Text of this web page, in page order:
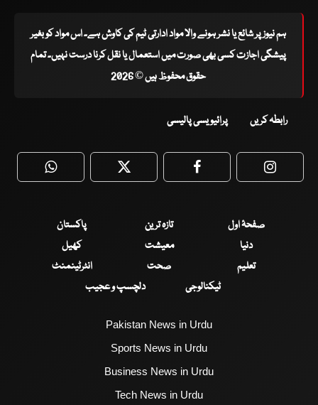
ہم نیوز پر شائع یا نشر ہونے والا مواد ادارتی ٹیم کی کاوش ہے۔ اس مواد کو بغیر
پیشگی اجازت کسی بھی صورت میں استعمال یا نقل کرنا درست نہیں۔ تمام
حقوق محفوظ ہیں © 2026
رابطہ کریں پرائیویسی پالیسی
WhatsApp Twitter Facebook
صفحۂ اول تازہ ترین
پاکستان
دنیا
معیشت
کھیل
تعلیم
صحت
انٹرٹینمنٹ
ٹیکنالوجی
دلچسپ و عجیب
Pakistan News in Urdu
Sports News in Urdu
Business News in Urdu
Tech News in Urdu